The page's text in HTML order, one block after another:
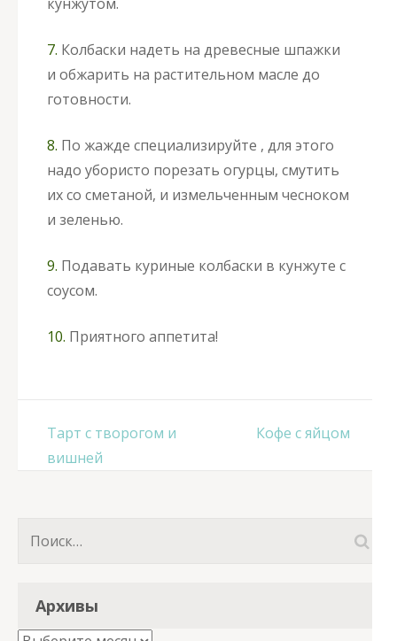
7. Колбаски надеть на древесные шпажки
и обжарить на растительном масле до
готовности.
8. По жажде специализируйте , для этого
надо убористо порезать огурцы, смутить
их со сметаной, и измельченным чесноком
и зеленью.
9. Подавать куриные колбаски в кунжуте с
соусом.
10. Приятного аппетита!
Навигация
по
Тарт с творогом и
вишней
Кофе с яйцом
Найти:
Архивы